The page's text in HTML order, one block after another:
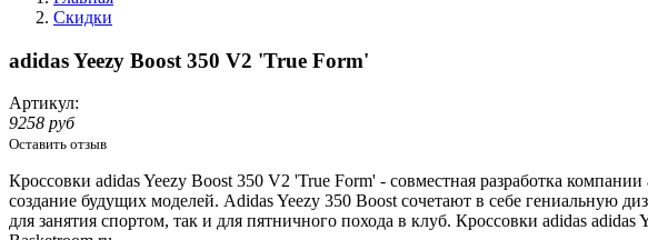
Скидки
adidas Yeezy Boost 350 V2 'True Form'
Артикул:
9258 руб
Оставить отзыв
Кроссовки adidas Yeezy Boost 350 V2 'True Form' - совместная разработка
создание будущих моделей. Adidas Yeezy 350 Boost сочетают в себе гениальную
для занятия спортом, так и для пятничного похода в клуб. Кроссовки adidas